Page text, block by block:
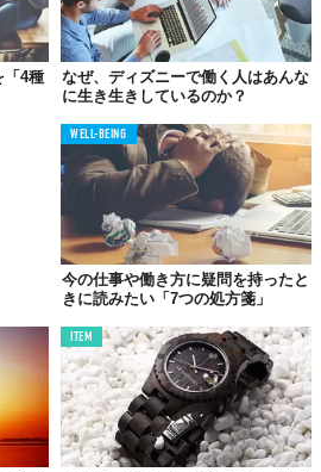
タスク処理の大部分を担うようになる
担うべき最も重要な役割は、「目的の
が自動化されればされるほど、人間が
」というコンテキスト（文脈）を定義
の対話時間」へシフトさせることは、
最も本質的で代替不可能な生産性スキ
That Changes Everything About Your Weekly Review
画像: AIによる生成
TABI LABO
もっと広いはずだ。
「4種
なぜ、ディズニーで働く人はあんな
に生き生きしているのか？
WELL-BEING
今の仕事や働き方に疑問を持ったと
きに読みたい「7つの処方箋」
ITEM